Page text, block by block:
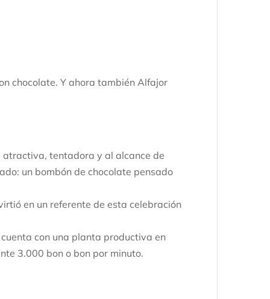
chocolate. Y ahora también Alfajor
atractiva, tentadora y al alcance de
un bombón de chocolate pensado
en un referente de esta celebración
con una planta productiva en
3.000 bon o bon por minuto.